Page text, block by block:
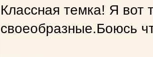
Классная темка! Я вот
своеобразные.Боюсь